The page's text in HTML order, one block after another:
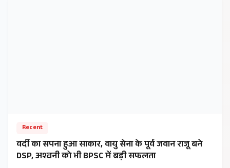
Recent
वर्दी का सपना हुआ साकार, वायु सेना के पूर्व जवान राजू बने
DSP, अश्वनी को भी BPSC में बड़ी सफलता